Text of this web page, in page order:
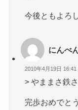
今後ともよろ
にんべ
2010年4月19日 16:41
> やままさ鉄
完歩おめでと